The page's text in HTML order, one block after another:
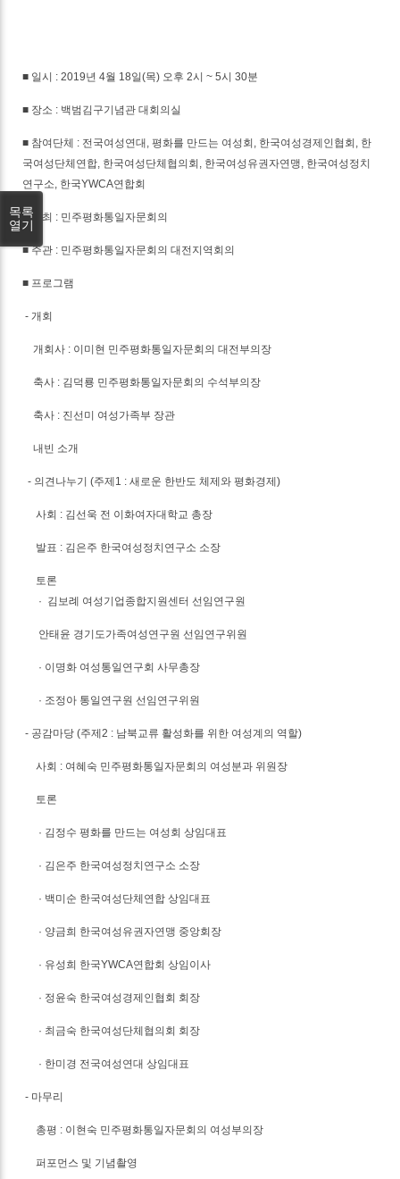
■ 일시 : 2019년 4월 18일(목) 오후 2시 ~ 5시 30분
■ 장소 : 백범김구기념관 대회의실
■ 참여단체 : 전국여성연대, 평화를 만드는 여성회, 한국여성경제인협회, 한
국여성단체연합, 한국여성단체협의회, 한국여성유권자연맹, 한국여성정치
연구소, 한국YWCA연합회
■ 주최 : 민주평화통일자문회의
■ 주관 : 민주평화통일자문회의 대전지역회의
■ 프로그램
- 개회
개회사 : 이미현 민주평화통일자문회의 대전부의장
축사 : 김덕룡 민주평화통일자문회의 수석부의장
축사 : 진선미 여성가족부 장관
내빈 소개
- 의견나누기 (주제1 : 새로운 한반도 체제와 평화경제)
사회 : 김선욱 전 이화여자대학교 총장
발표 : 김은주 한국여성정치연구소 소장
토론
· 김보례 여성기업종합지원센터 선임연구원
안태윤 경기도가족여성연구원 선임연구위원
· 이명화 여성통일연구회 사무총장
· 조정아 통일연구원 선임연구위원
- 공감마당 (주제2 : 남북교류 활성화를 위한 여성계의 역할)
사회 : 여혜숙 민주평화통일자문회의 여성분과 위원장
토론
· 김정수 평화를 만드는 여성회 상임대표
· 김은주 한국여성정치연구소 소장
· 백미순 한국여성단체연합 상임대표
· 양금희 한국여성유권자연맹 중앙회장
· 유성희 한국YWCA연합회 상임이사
· 정윤숙 한국여성경제인협회 회장
· 최금숙 한국여성단체협의회 회장
· 한미경 전국여성연대 상임대표
- 마무리
총평 : 이현숙 민주평화통일자문회의 여성부의장
퍼포먼스 및 기념촬영
목록
열기